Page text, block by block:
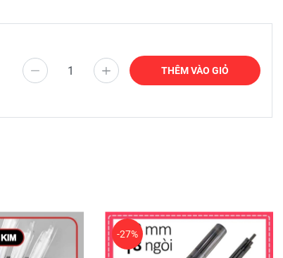
THÊM VÀO GIỎ
-27%